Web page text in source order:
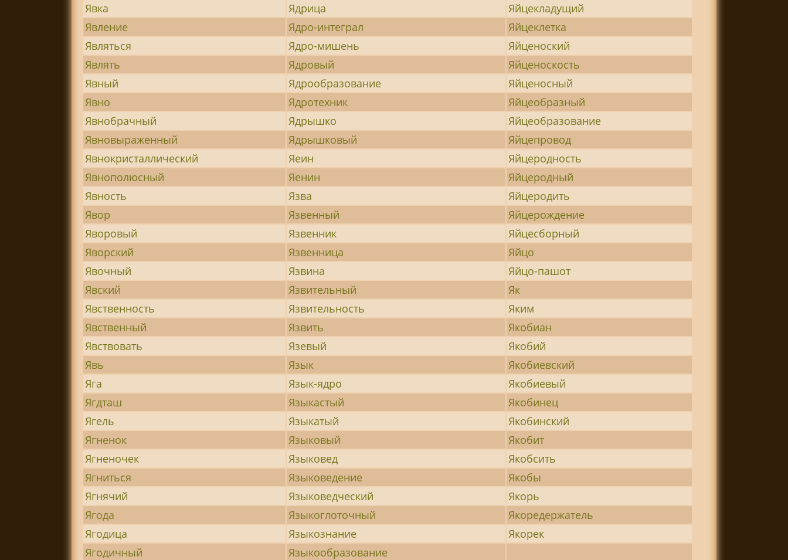
Явка
Ядрица
Яйцекладущий
Явление
Ядро-интеграл
Яйцеклетка
Являться
Ядро-мишень
Яйценоский
Являть
Ядровый
Яйценоскость
Явный
Ядрообразование
Яйценосный
Явно
Ядротехник
Яйцеобразный
Явнобрачный
Ядрышко
Яйцеобразование
Явновыраженный
Ядрышковый
Яйцепровод
Явнокристаллический
Яеин
Яйцеродность
Явнополюсный
Яенин
Яйцеродный
Явность
Язва
Яйцеродить
Явор
Язвенный
Яйцерождение
Яворовый
Язвенник
Яйцесборный
Яворский
Язвенница
Яйцо
Явочный
Язвина
Яйцо-пашот
Явский
Язвительный
Як
Явственность
Язвительность
Яким
Явственный
Язвить
Якобиан
Явствовать
Язевый
Якобий
Явь
Язык
Якобиевский
Яга
Язык-ядро
Якобиевый
Ягдташ
Языкастый
Якобинец
Ягель
Языкатый
Якобинский
Ягненок
Языковый
Якобит
Ягненочек
Языковед
Якобсить
Ягниться
Языковедение
Якобы
Ягнячий
Языковедческий
Якорь
Ягода
Языкоглоточный
Якоредержатель
Ягодица
Языкознание
Якорек
Ягодичный
Языкообразование